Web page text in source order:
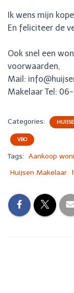
Ik wens mijn
En feliciteer de
Ook snel een
voorwaarden,
Mail:
Makelaar Tel:
Categories:
VBO
Tags: Aankoop
Huijsen Makelaar